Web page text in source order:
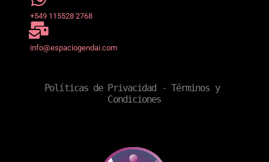
+549 115528 2768
info@espaciogendai.com
Políticas de Privacidad - Términos y
Condiciones